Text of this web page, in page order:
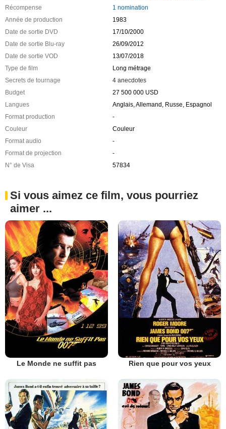
Récompense
1 nomination
Année de production
1983
Date de sortie DVD
17/10/2000
Date de sortie Blu-ray
26/09/2012
Date de sortie VOD
13/07/2018
Type de film
Long métrage
Secrets de tournage
4 anecdotes
Budget
27 500 000 USD
Langues
Anglais, Allemand, Russe, Espagnol
Format production
-
Couleur
Couleur
Format audio
-
Format de projection
-
N° de Visa
57834
Si vous aimez ce film, vous pourriez
aimer ...
Le Monde ne suffit pas Rien que pour vos yeux